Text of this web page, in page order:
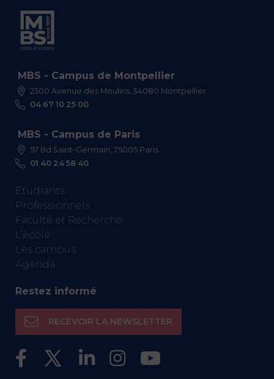
MBS - Campus de Montpellier
2300 Avenue des Moulins, 34080 Montpellier
04 67 10 25 00
MBS - Campus de Paris
57 Bd Saint-Germain, 75005 Paris
01 40 24 58 40
Etudiants
Professionnels
Faculté et Recherche
L’école
Les campus
Agenda
Restez informé
RECEVOIR LA NEWSLETTER